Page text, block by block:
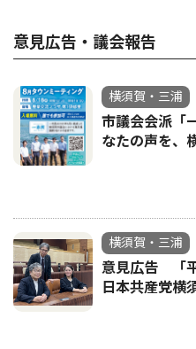
意見広告・議会報告
横須賀・三浦
市議会会派「
なたの声を、
横須賀・三浦
意見広告 「
日本共産党横